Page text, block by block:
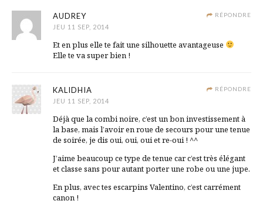
RÉPONDRE
AUDREY
JEU 11 SEP, 2014
Et en plus elle te fait une silhouette avantageuse
Elle te va super bien !
RÉPONDRE
KALIDHIA
JEU 11 SEP, 2014
Déjà que la combi noire, c’est un bon investissement à
la base, mais l’avoir en roue de secours pour une tenue
de soirée, je dis oui, oui, oui et re-oui ! ^^
J’aime beaucoup ce type de tenue car c’est très élégant
et classe sans pour autant porter une robe ou une jupe.
En plus, avec tes escarpins Valentino, c’est carrément
canon !